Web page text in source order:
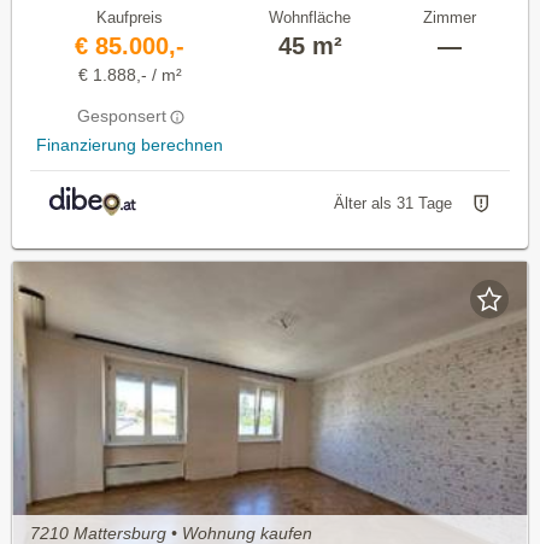
Kaufpreis
€ 85.000,-
€ 1.888,- / m²
Gesponsert
Finanzierung berechnen
Wohnfläche
45 m²
Zimmer
—
Älter als 31 Tage
7210 Mattersburg • Wohnung kaufen